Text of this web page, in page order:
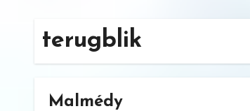
terugblik
Malmédy